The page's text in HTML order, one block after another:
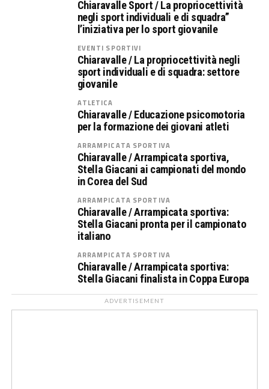
Chiaravalle Sport / La propriocettività
negli sport individuali e di squadra”
l’iniziativa per lo sport giovanile
EVENTI SPORTIVI
Chiaravalle / La propriocettività negli
sport individuali e di squadra: settore
giovanile
ATLETICA
Chiaravalle / Educazione psicomotoria
per la formazione dei giovani atleti
ARRAMPICATA SPORTIVA
Chiaravalle / Arrampicata sportiva,
Stella Giacani ai campionati del mondo
in Corea del Sud
ARRAMPICATA SPORTIVA
Chiaravalle / Arrampicata sportiva:
Stella Giacani pronta per il campionato
italiano
ARRAMPICATA SPORTIVA
Chiaravalle / Arrampicata sportiva:
Stella Giacani finalista in Coppa Europa
ADVERTISEMENT